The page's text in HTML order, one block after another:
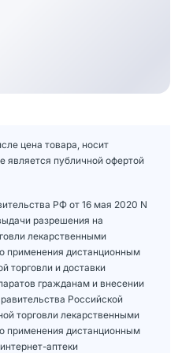
цена товара, носит
является публичной офертой
РФ от 16 мая 2020 N
разрешения на
лекарственными
применения дистанционным
торговли и доставки
гражданам и внесении
Российской
торговли лекарственными
применения дистанционным
аптеки